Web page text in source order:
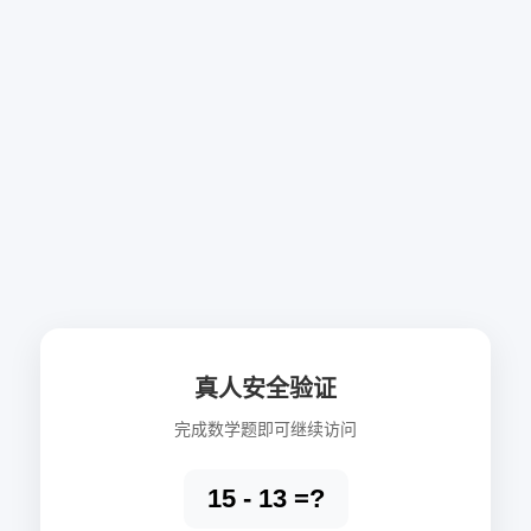
真人安全验证
完成数学题即可继续访问
15 - 13 =?